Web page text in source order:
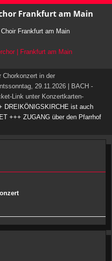
Frankfurt am Main
Frankfurt am Main
in der
29.11.2026 | BACH -
Link unter Konzertkarten-
ist auch
+++ ZUGANG über den Pfarrhof